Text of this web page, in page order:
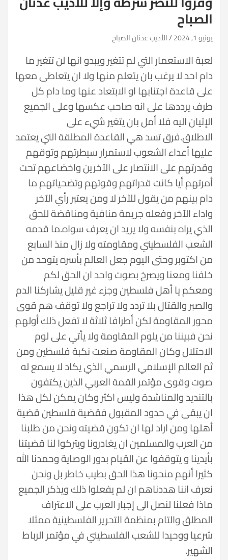
الصباح
يونيو 1, 2024 الأديب عدنان الصباح
لعبة الاستعمار التي لم تتغير ويبدو انها لن تتغير ما
دام احد لا يرغب بان يتعلم منها ولا ان يتعاطى معها
على قاعدة اجتنابها او الابتعاد عنها وما دام كل
طرف يرددها على انه صاحب عكسها وعلى الجميع
الإتيان اليه فلا أمل بان يتغير شيء على
الاطلاق.فرق تسد هي القاعدة المطلقة التي يعتمد
عليها أعداء الشعوب لاستمرار سيطرتهم وتوقهم
وقدرتهم على الانتصار على الآخرين واخضاعهم تحت
أمرتهم أيا كانت قدراتهم وقوتهم وتضحياتهم ما
دام بينهم من يقول للآخر لا ومن يعتبر رأي الآخر
واداء الآخر وفعله جريمة منافية ومناقضة للحق
الذي يراه بنفسه ولا يريد ان يعرف سواه.ما قدمه
الشعب الفلسطيني ومقاومته ولا زال منذ السابع
من اكتوبر وحتى اليوم جعل العالم بأسره يتوحد من
خلفنا ومعنا ويصرخ بصوت واحد ان الحق لكم
ومعكم يا أهل فلسطين وجزء غير قليل يشاركنا الدم
والصبر والقتال بلا تردد ولا تراجع ولا توقف هم قوى
محور المقاومة لكن أطرافا ثلاثة لا تفعل ذلك أولهم
نحن فبيننا من يلوم المقاومة ولا يأتي على لوم
الاحتلال وكان المقاومة صنعت نكبة فلسطين ومن
ثم العالم الإسلامي الرسمي الذي يكاد لا يسمع له
صوت وقوى مؤتمر القمة العربي الذين يكتفون
بالتنديد والمناشدة وليس اكثر وكان يمكن لكل هذا
ان يبقى في حدود المقبول فقضية فلسطين قضية
أهلها ومن اراد لها ان تكون قضيته ونحن من طلبنا
من العرب والمسلمين ان يغادرونا ويتركوا لنا قضيتنا
بأيدينا و يتوقفوا عن القيام بدور الوصاية وحمدنا الله
كثيرا أنهم منحونا هذا الحق بطيب خاطر بل ونحن
نعرف اننا هددناهم ان لم يفعلوا ذلك ويذكر الجميع
ماذا فعلنا لنصل الى إجبار العرب على الاعتراف
المطلق والتام بمنظمة التحرير الفلسطينية ممثلا
شرعيا ووحيدا للشعب الفلسطيني في مؤتمر الرباط
الشهير.